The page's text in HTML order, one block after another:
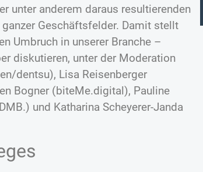
unter anderem daraus resultierenden
Geschäftsfelder. Damit stellt
Umbruch in unserer Branche –
diskutieren, unter der Moderation
dentsu), Lisa Reisenberger
Bogner (biteMe.digital), Pauline
und Katharina Scheyerer-Janda